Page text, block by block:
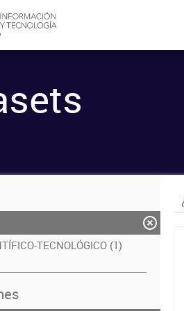
TECNOLÓGICO (1)